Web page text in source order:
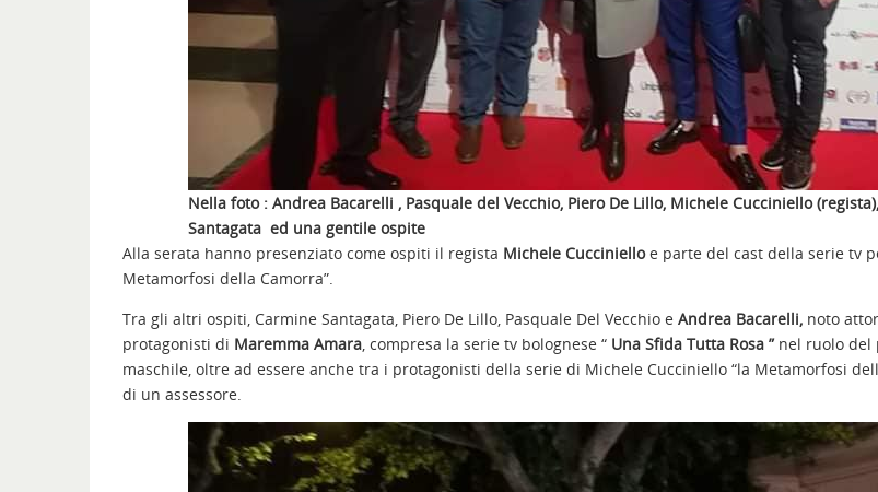
Nella foto : Andrea Bacarelli , Pasquale del Vecchio, Piero De Lillo, Michele Cucciniello
Santagata ed una gentile ospite
Alla serata hanno presenziato come ospiti il regista Michele Cuccinielloe parte del cast della serie tv
Metamorfosi della Camorra”.
Tra gli altri ospiti, Carmine Santagata, Piero De Lillo, Pasquale Del Vecchio e Andrea Bacarelli, noto
protagonisti di Maremma Amara, compresa la serie tv bolognese “ Una Sfida Tutta Rosa ” nel ruolo del
maschile, oltre ad essere anche tra i protagonisti della serie di Michele Cucciniello “la Metamorfosi
di un assessore.